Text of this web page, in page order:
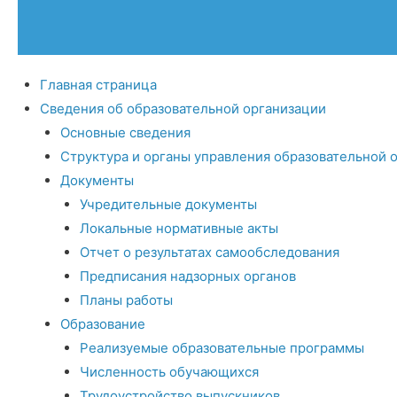
Главная страница
Сведения об образовательной организации
Основные сведения
Структура и органы управления образовательной
Документы
Учредительные документы
Локальные нормативные акты
Отчет о результатах самообследования
Предписания надзорных органов
Планы работы
Образование
Реализуемые образовательные программы
Численность обучающихся